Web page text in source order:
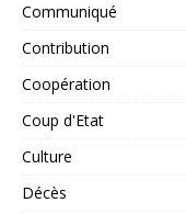
Communiqué
Contribution
Coopération
Coup d'Etat
Culture
Décès